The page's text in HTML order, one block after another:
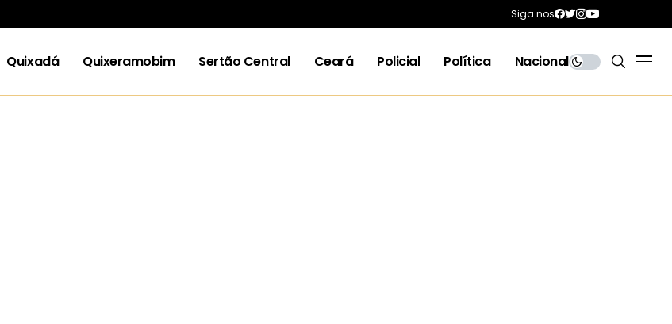
Siga nos
Quixadá Quixeramobim Sertão Central Ceará Policial Política Nacional